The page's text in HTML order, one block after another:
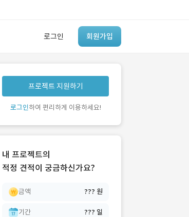
로그인 회원가입
유사사례 검색 AI
‘이런 거’ 만들어본
개발 회사 있어?
프로젝트 지원하기
로그인하여 편리하게 이용하세요!
내 프로젝트의
적정 견적이 궁금하신가요?
금액 ??? 원
기간 ??? 일